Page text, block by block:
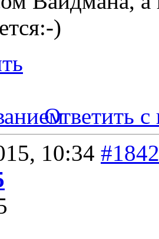
)
Ответить с
10:34 #1842